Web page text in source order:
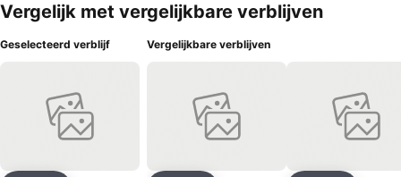
Vergelijk met vergelijkbare verblijven
Geselecteerd verblijf Vergelijkbare verblijven